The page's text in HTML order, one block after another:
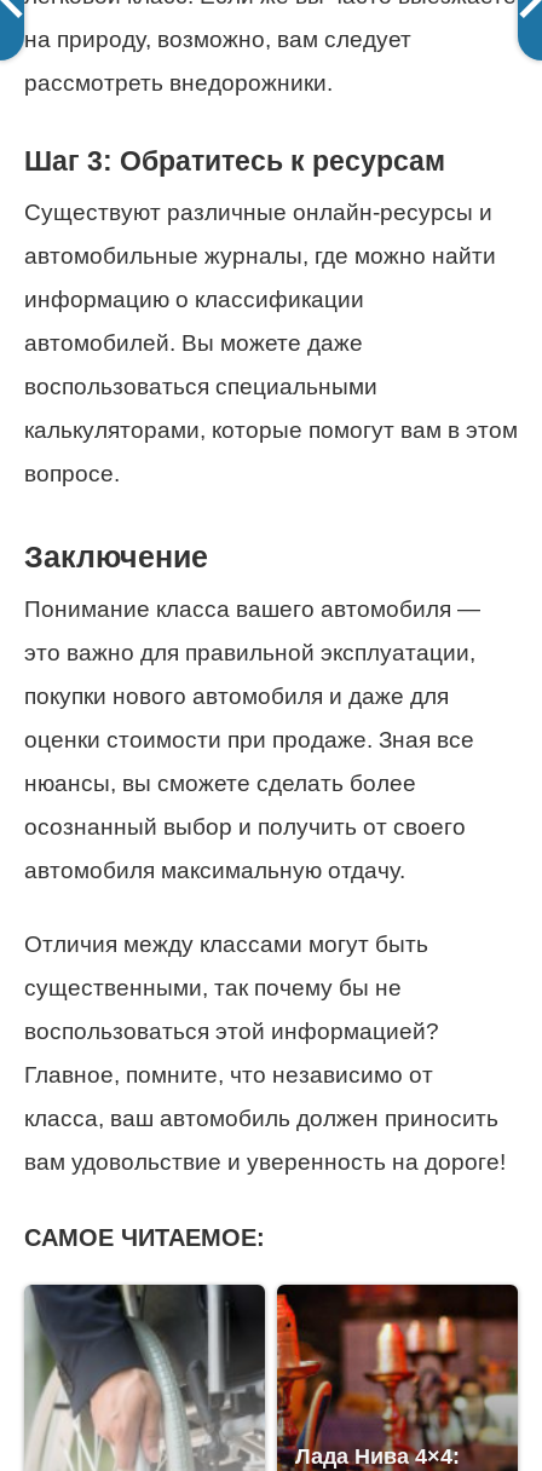
на природу, возможно, вам следует
рассмотреть внедорожники.
Шаг 3: Обратитесь к ресурсам
Существуют различные онлайн-ресурсы и
автомобильные журналы, где можно найти
информацию о классификации
автомобилей. Вы можете даже
воспользоваться специальными
калькуляторами, которые помогут вам в этом
вопросе.
Заключение
Понимание класса вашего автомобиля —
это важно для правильной эксплуатации,
покупки нового автомобиля и даже для
оценки стоимости при продаже. Зная все
нюансы, вы сможете сделать более
осознанный выбор и получить от своего
автомобиля максимальную отдачу.
Отличия между классами могут быть
существенными, так почему бы не
воспользоваться этой информацией?
Главное, помните, что независимо от
класса, ваш автомобиль должен приносить
вам удовольствие и уверенность на дороге!
САМОЕ ЧИТАЕМОЕ:
Лада Нива 4×4: